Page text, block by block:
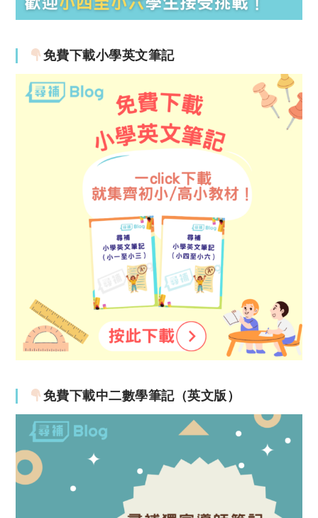
免費下載小學英文筆記
免費下載中二數學筆記（英文版）